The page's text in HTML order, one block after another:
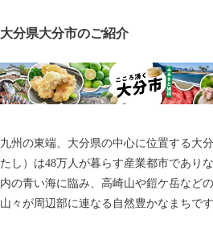
大分県大分市のご紹介
九州の東端、大分県の中心に位置する大
たし）は48万人が暮らす産業都市であり
内の青い海に臨み、高崎山や鎧ケ岳など
山々が周辺部に連なる自然豊かなまちです